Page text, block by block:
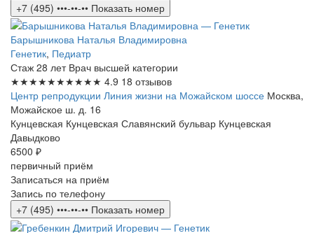
+7 (495) •••-••-•• Показать номер
Барышникова Наталья Владимировна
Генетик, Педиатр
Стаж 28 лет Врач высшей категории
★★★★★★★★★★ 4.9 18 отзывов
Центр репродукции Линия жизни на Можайском шоссе Москва,
Можайское ш. д. 16
Кунцевская Кунцевская Славянский бульвар Кунцевская
Давыдково
6500 ₽
первичный приём
Записаться на приём
Запись по телефону
+7 (495) •••-••-•• Показать номер